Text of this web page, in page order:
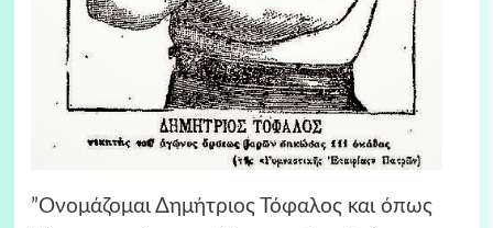
”Ονομάζομαι Δημήτριος Τόφαλος και όπως